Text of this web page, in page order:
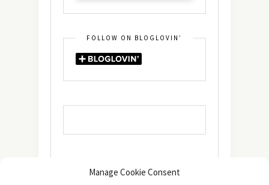
Manage Cookie Consent
FOLLOW ON BLOGLOVIN’